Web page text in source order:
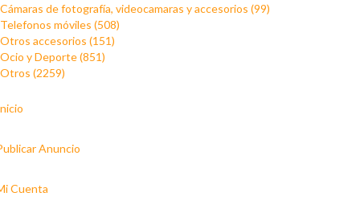
Cámaras de fotografía, videocamaras y accesorios (99)
Telefonos móviles (508)
Otros accesorios (151)
Ocio y Deporte (851)
Otros (2259)
Anuncio
Cuenta